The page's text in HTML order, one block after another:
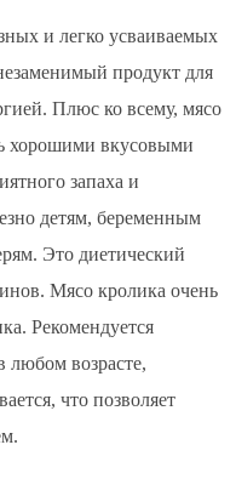
и легко усваиваемых
продукт для
Плюс ко всему, мясо
хорошими вкусовыми
запаха и
детям, беременным
Это диетический
Мясо кролика очень
Рекомендуется
любом возрасте,
что позволяет